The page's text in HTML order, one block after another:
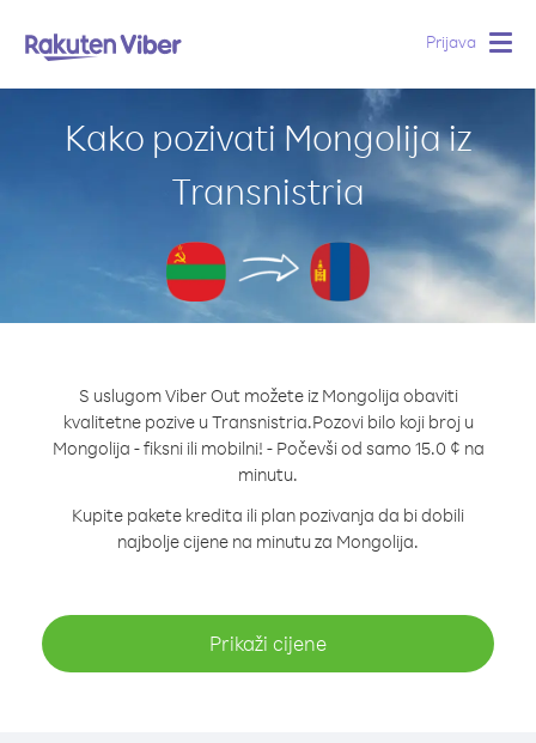
Prijava
Kako pozivati Mongolija iz
Transnistria
S uslugom Viber Out možete iz Mongolija obaviti
kvalitetne pozive u Transnistria.Pozovi bilo koji broj u
Mongolija - fiksni ili mobilni! - Počevši od samo 15.0 ¢ na
minutu.
Kupite pakete kredita ili plan pozivanja da bi dobili
najbolje cijene na minutu za Mongolija.
Prikaži cijene